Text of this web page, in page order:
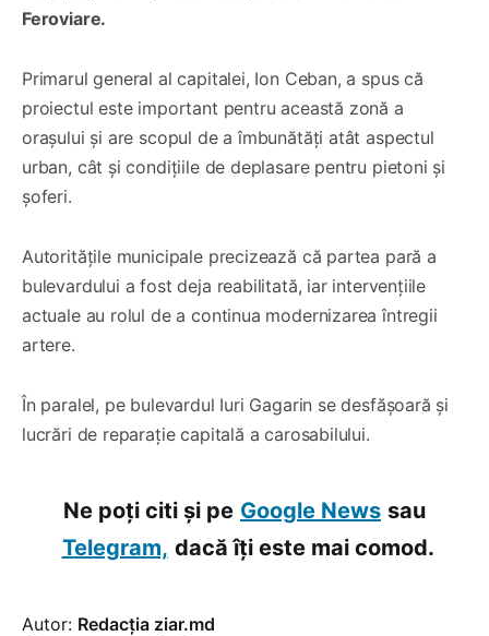
Feroviare.
Primarul general al capitalei, Ion Ceban, a spus că
proiectul este important pentru această zonă a
orașului și are scopul de a îmbunătăți atât aspectul
urban, cât și condițiile de deplasare pentru pietoni și
șoferi.
Autoritățile municipale precizează că partea pară a
bulevardului a fost deja reabilitată, iar intervențiile
actuale au rolul de a continua modernizarea întregii
artere.
În paralel, pe bulevardul Iuri Gagarin se desfășoară și
lucrări de reparație capitală a carosabilului.
Ne poți citi și pe Google News sau
Telegram, dacă îți este mai comod.
Autor: Redacția ziar.md